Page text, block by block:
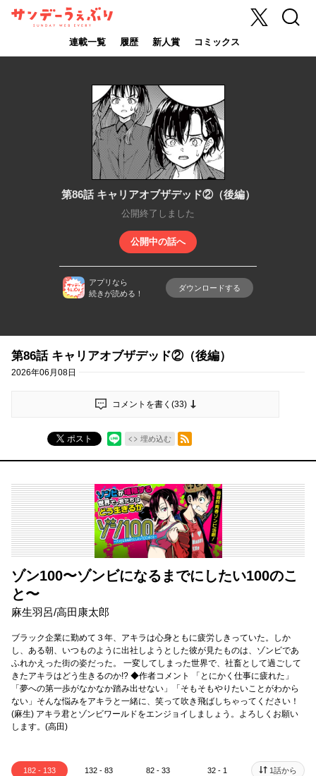
サンデーうぇ
連載一覧 履歴 新人賞 コミックス
X 検索
第86話 キャリアオブザデッド②（後編）
公開終了しました
公開中の話へ
アプリなら
続きが読める！
ダウンロードする
第86話 キャリアオブザデッド②（後編）
2026年06月08日
コメントを書く(33)
ポスト 埋め込む
RSSフィード
ゾン100〜ゾンビになるまでにしたい100のこ
と〜
麻生羽呂/高田康太郎
ブラック企業に勤めて３年、アキラは心身ともに疲労しきっていた。しか
し、ある朝、いつものように出社しようとした彼が見たものは、ゾンビであ
ふれかえった街の姿だった。 一変してしまった世界で、社畜として過ごして
きたアキラはどう生きるのか!? ◆作者コメント 「とにかく仕事に疲れた」
「夢への第一歩がなかなか踏み出せない」「そもそもやりたいことがわから
ない」そんな悩みをアキラと一緒に、笑って吹き飛ばしちゃってください！
(麻生) アキラ君とゾンビワールドをエンジョイしましょう。よろしくお願い
します。(高田)
182 - 133 132 - 83 82 - 33 32 - 1 1話から